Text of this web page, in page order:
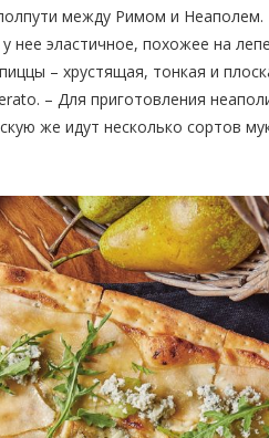
между Римом и Неаполем.
нее эластичное, похожее на
– хрустящая, тонкая и
– Для приготовления
же идут несколько сортов